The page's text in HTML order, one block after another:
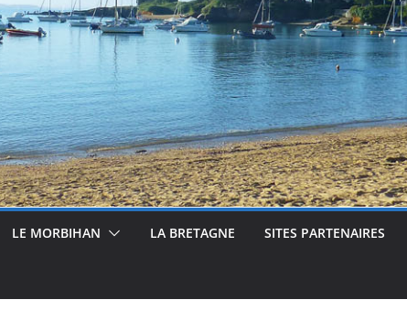
LE MORBIHAN LA BRETAGNE SITES PARTENAIRES